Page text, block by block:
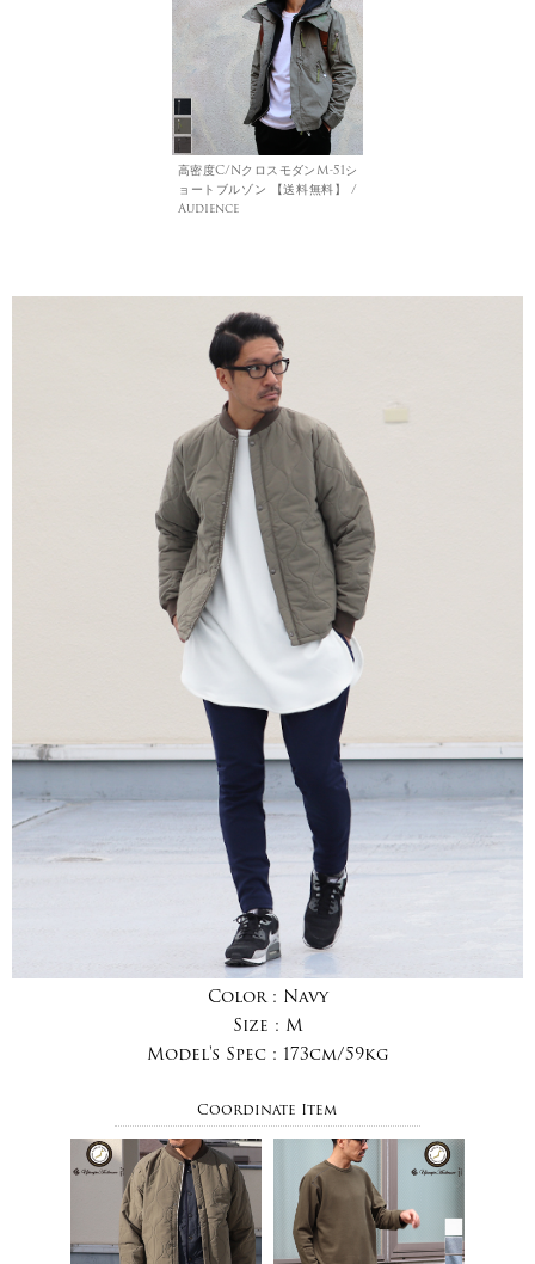
高密度C/NクロスモダンM-51シ
ョートブルゾン 【送料無料】 /
Audience
Color : Navy
Size : M
Model's Spec : 173cm/59kg
Coordinate Item